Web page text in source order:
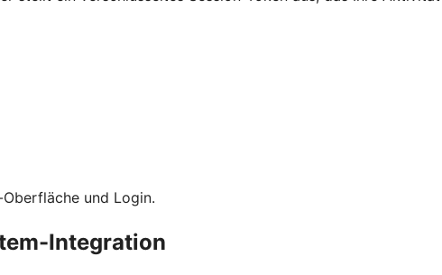
und Login.
Integration